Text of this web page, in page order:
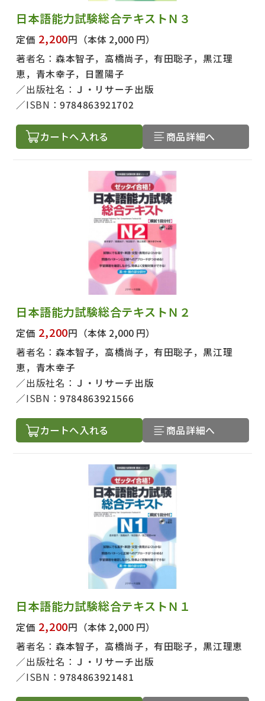
出版社名で絞り込む
著者名で絞り込む
絞り込む
日本語能力試験総合テキストＮ３
定価 2,200円 （本体 2,000 円）
著者名： 森本智子，高橋尚子，有田聡子，黒江理
恵，青木幸子，日置陽子
出版社名： Ｊ・リサーチ出版
ISBN：9784863921702
カートへ入れる 商品詳細へ
日本語能力試験総合テキストＮ２
定価 2,200円 （本体 2,000 円）
著者名： 森本智子，高橋尚子，有田聡子，黒江理
恵，青木幸子
出版社名： Ｊ・リサーチ出版
ISBN：9784863921566
カートへ入れる 商品詳細へ
日本語能力試験総合テキストＮ１
定価 2,200円 （本体 2,000 円）
著者名： 森本智子，高橋尚子，有田聡子，黒江理恵
出版社名： Ｊ・リサーチ出版
ISBN：9784863921481